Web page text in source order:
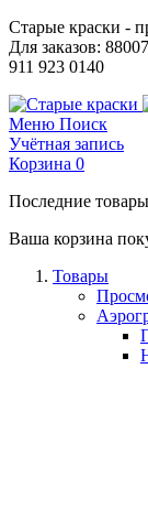
Старые краски -
Для заказов:
911 923 0140
Меню Поиск
Учётная запись
Корзина 0
Последние товары
Ваша корзина
Товары